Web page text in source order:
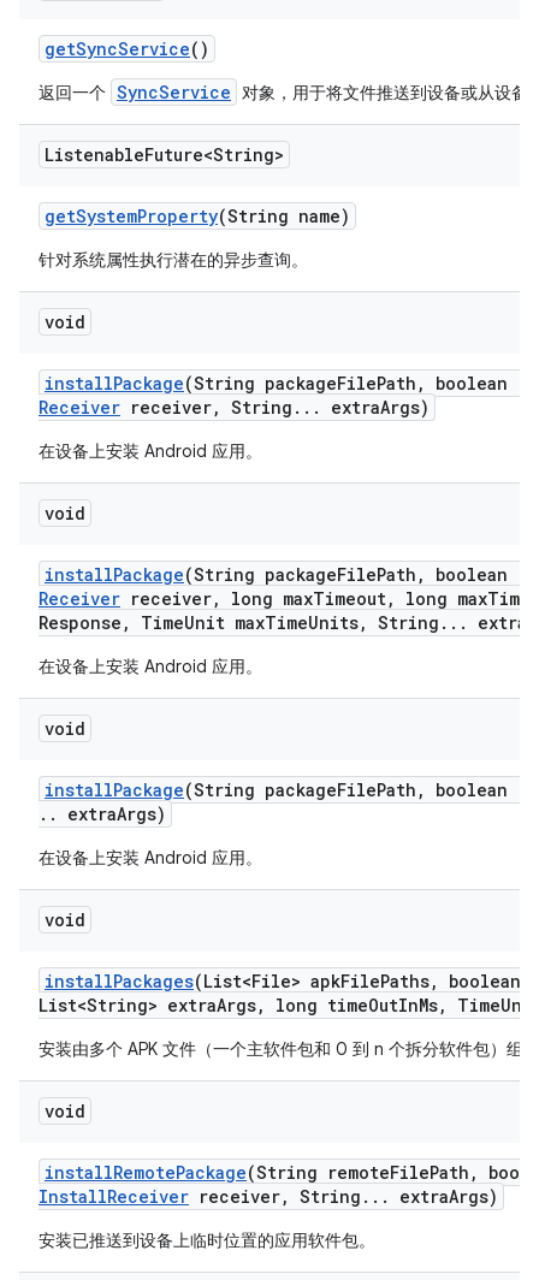
getSyncService()
返回一个 SyncService 对象，用于将文件推送到设备或从设备
ListenableFuture<String>
getSystemProperty(String name)
针对系统属性执行潜在的异步查询。
void
installPackage(String packageFilePath ,
boolean
Receiver receiver, String . . . extraArgs)
在设备上安装 Android 应用。
void
installPackage(String packageFilePath ,
boolean
Receiver receiver, long maxTimeout, long maxTime
Response , TimeUnit maxTimeUnits, String . . . extra
在设备上安装 Android 应用。
void
installPackage(String packageFilePath ,
boolean
. . extraArgs)
在设备上安装 Android 应用。
void
installPackages(List<File> apkFilePaths,
boolean
List<String> extraArgs, long timeOutInMs, Time
安装由多个 APK 文件（一个主软件包和 0 到 n 个拆分软件包）组
void
installRemotePackage(String remoteFilePath ,
InstallReceiver receiver, String . . . extraArgs)
安装已推送到设备上临时位置的应用软件包。